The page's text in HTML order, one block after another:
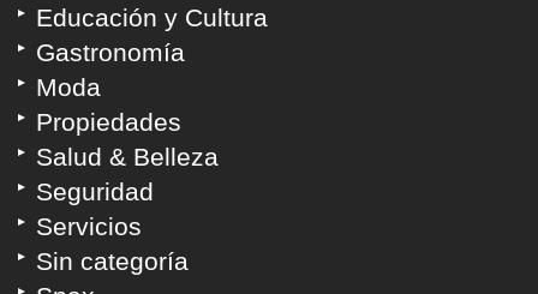
Educación y Cultura
Gastronomía
Moda
Propiedades
Salud & Belleza
Seguridad
Servicios
Sin categoría